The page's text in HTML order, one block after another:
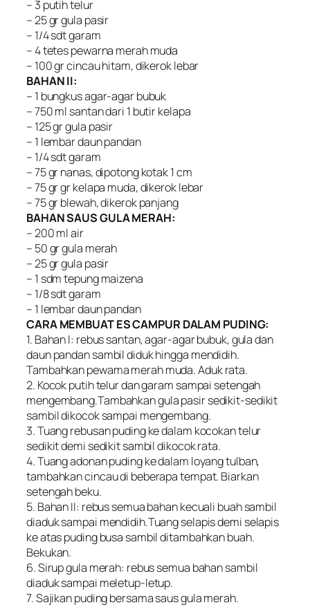
– 3 putih telur
– 25 gr gula pasir
– 1/4 sdt garam
– 4 tetes pewarna merah muda
– 100 gr cincau hitam, dikerok lebar
BAHAN II:
– 1 bungkus agar-agar bubuk
– 750 ml santan dari 1 butir kelapa
– 125 gr gula pasir
– 1 lembar daun pandan
– 1/4 sdt garam
– 75 gr nanas, dipotong kotak 1 cm
– 75 gr gr kelapa muda, dikerok lebar
– 75 gr blewah, dikerok panjang
BAHAN SAUS GULA MERAH:
– 200 ml air
– 50 gr gula merah
– 25 gr gula pasir
– 1 sdm tepung maizena
– 1/8 sdt garam
– 1 lembar daun pandan
CARA MEMBUAT ES CAMPUR DALAM PUDING:
1. Bahan I: rebus santan, agar-agar bubuk, gula dan
daun pandan sambil diduk hingga mendidih.
Tambahkan pewama merah muda. Aduk rata.
2. Kocok putih telur dan garam sampai setengah
mengembang.Tambahkan gula pasir sedikit-sedikit
sambil dikocok sampai mengembang.
3. Tuang rebusan puding ke dalam kocokan telur
sedikit demi sedikit sambil dikocok rata.
4. Tuang adonan puding ke dalam loyang tulban,
tambahkan cincau di beberapa tempat. Biarkan
setengah beku.
5. Bahan II: rebus semua bahan kecuali buah sambil
diaduk sampai mendidih.Tuang selapis demi selapis
ke atas puding busa sambil ditambahkan buah.
Bekukan.
6. Sirup gula merah: rebus semua bahan sambil
diaduk sampai meletup-letup.
7. Sajikan puding bersama saus gula merah.